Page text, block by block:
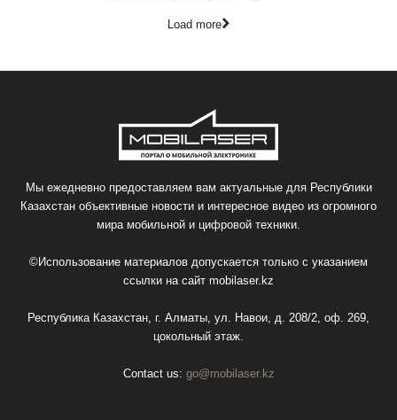
Load more
Мы ежедневно предоставляем вам актуальные для Республики
Казахстан объективные новости и интересное видео из огромного
мира мобильной и цифровой техники.
©Использование материалов допускается только с указанием
ссылки на сайт mobilaser.kz
Республика Казахстан, г. Алматы, ул. Навои, д. 208/2, оф. 269,
цокольный этаж.
Contact us: go@mobilaser.kz